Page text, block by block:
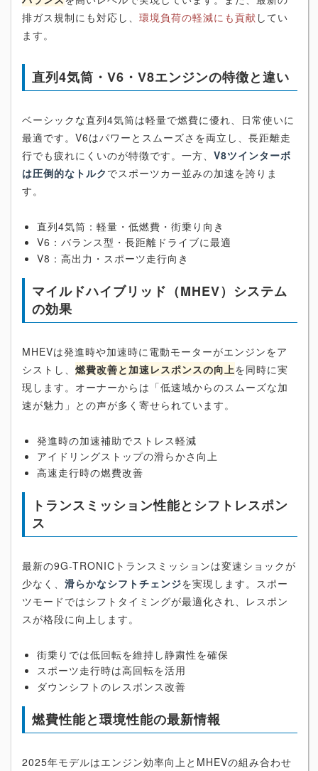
排ガス規制にも対応し、 環境負荷の軽減にも貢献 してい
ます。
直列4気筒・V6・V8エンジンの特徴と違い
ベーシックな直列4気筒は軽量で燃費に優れ、日常使いに
最適です。V6はパワーとスムーズさを両立し、長距離走
行でも疲れにくいのが特徴です。一方、 V8ツインターボ
は圧倒的なトルク でスポーツカー並みの加速を誇りま
す。
直列4気筒：軽量・低燃費・街乗り向き
V6：バランス型・長距離ドライブに最適
V8：高出力・スポーツ走行向き
マイルドハイブリッド（MHEV）システム
の効果
MHEVは発進時や加速時に電動モーターがエンジンをア
シストし、 燃費改善と加速レスポンスの向上を同時に実
現します。オーナーからは「低速域からのスムーズな加
速が魅力」との声が多く寄せられています。
発進時の加速補助でストレス軽減
アイドリングストップの滑らかさ向上
高速走行時の燃費改善
トランスミッション性能とシフトレスポン
ス
最新の9G-TRONICトランスミッションは変速ショックが
少なく、 滑らかなシフトチェンジを実現します。スポー
ツモードではシフトタイミングが最適化され、レスポン
スが格段に向上します。
街乗りでは低回転を維持し静粛性を確保
スポーツ走行時は高回転を活用
ダウンシフトのレスポンス改善
燃費性能と環境性能の最新情報
2025年モデルはエンジン効率向上とMHEVの組み合わせ